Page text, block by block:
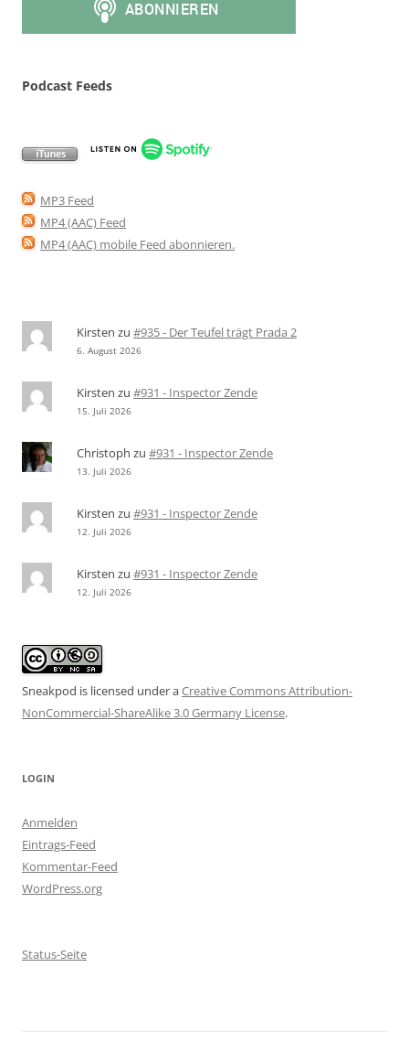
Podcast Feeds
MP3 Feed
MP4 (AAC) Feed
MP4 (AAC) mobile Feed abonnieren.
Kirsten zu #935 - Der Teufel trägt Prada 2
6. August 2026
Kirsten zu #931 - Inspector Zende
15. Juli 2026
Christoph zu #931 - Inspector Zende
13. Juli 2026
Kirsten zu #931 - Inspector Zende
12. Juli 2026
Kirsten zu #931 - Inspector Zende
12. Juli 2026
Sneakpod is licensed under aCreative Commons Attribution-
NonCommercial-ShareAlike 3.0 Germany License.
LOGIN
Anmelden
Eintrags-Feed
Kommentar-Feed
WordPress.org
Status-Seite